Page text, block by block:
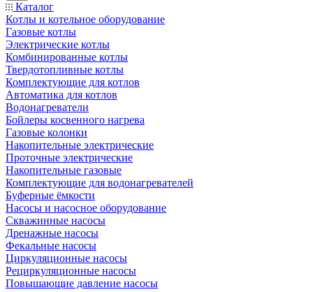
Каталог
Котлы и котельное оборудование
Газовые котлы
Электрические котлы
Комбинированные котлы
Твердотопливные котлы
Комплектующие для котлов
Автоматика для котлов
Водонагреватели
Бойлеры косвенного нагрева
Газовые колонки
Накопительные электрические
Проточные электрические
Накопительные газовые
Комплектующие для водонагревателей
Буферные ёмкости
Насосы и насосное оборудование
Скважинные насосы
Дренажные насосы
Фекальные насосы
Циркуляционные насосы
Рециркуляционные насосы
Повышающие давление насосы